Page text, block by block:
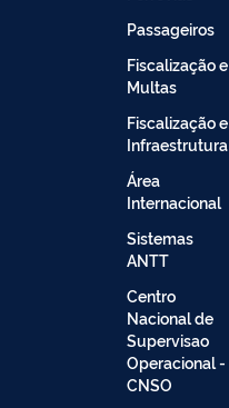
Passageiros
Fiscalização e
Multas
Fiscalização e
Infraestrutura
Área
Internacional
Sistemas
ANTT
Centro
Nacional de
Supervisao
Operacional -
CNSO